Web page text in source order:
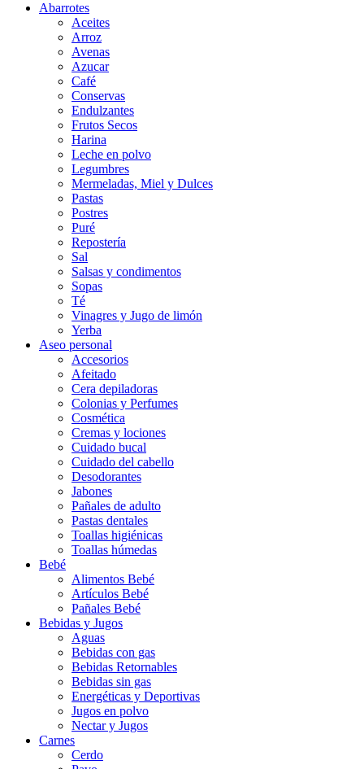
Abarrotes
Aceites
Arroz
Avenas
Azucar
Café
Conservas
Endulzantes
Frutos Secos
Harina
Leche en polvo
Legumbres
Mermeladas, Miel y Dulces
Pastas
Postres
Puré
Repostería
Sal
Salsas y condimentos
Sopas
Té
Vinagres y Jugo de limón
Yerba
Aseo personal
Accesorios
Afeitado
Cera depiladoras
Colonias y Perfumes
Cosmética
Cremas y lociones
Cuidado bucal
Cuidado del cabello
Desodorantes
Jabones
Pañales de adulto
Pastas dentales
Toallas higiénicas
Toallas húmedas
Bebé
Alimentos Bebé
Artículos Bebé
Pañales Bebé
Bebidas y Jugos
Aguas
Bebidas con gas
Bebidas Retornables
Bebidas sin gas
Energéticas y Deportivas
Jugos en polvo
Nectar y Jugos
Carnes
Cerdo